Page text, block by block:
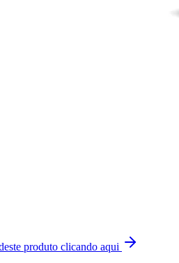
produto clicando aqui